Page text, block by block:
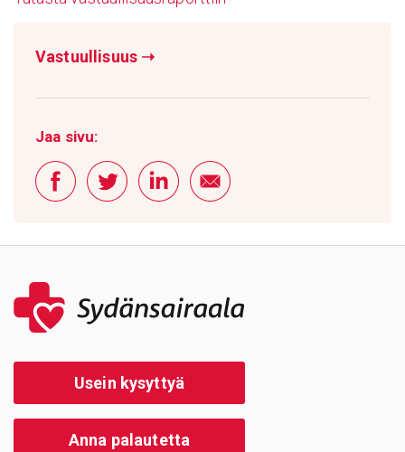
Vastuullisuus ➝
Jaa sivu:
Usein kysyttyä
Anna palautetta